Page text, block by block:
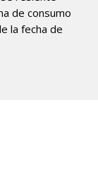
de consumo
la fecha de